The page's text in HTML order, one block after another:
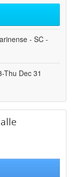
- SC -
Thu Dec 31